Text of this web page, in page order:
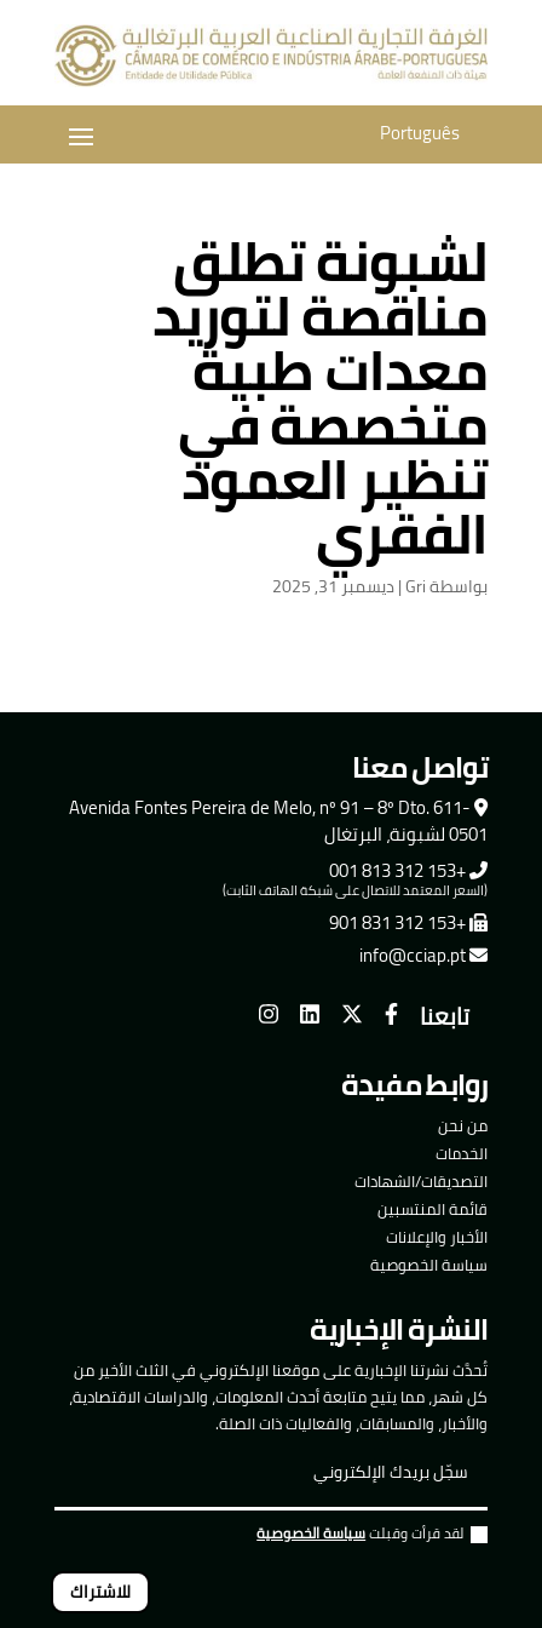
Português
لشبونة تطلق
مناقصة لتوريد
معدات طبية
متخصصة في
تنظير العمود
الفقري
بواسطةGri
|ديسمبر 31, 2025
تواصل معنا
Avenida Fontes Pereira de Melo, nº 91 – 8º Dto. 611-
0501 لشبونة، البرتغال
+153 312 813 001
(السعر المعتمد للاتصال على شبكة الهاتف الثابت)
+153 312 831 901
info@cciap.pt
تابعنا
روابط مفيدة
من نحن
الخدمات
التصديقات/الشهادات
قائمة المنتسبين
الأخبار والإعلانات
سياسة الخصوصية
النشرة الإخبارية
تُحدَّث نشرتنا الإخبارية على موقعنا الإلكتروني في الثلث الأخير من
كل شهر، مما يتيح متابعة أحدث المعلومات، والدراسات الاقتصادية،
والأخبار، والمسابقات، والفعاليات ذات الصلة.
لقد قرأت وقبلتسياسة الخصوصية
للاشتراك